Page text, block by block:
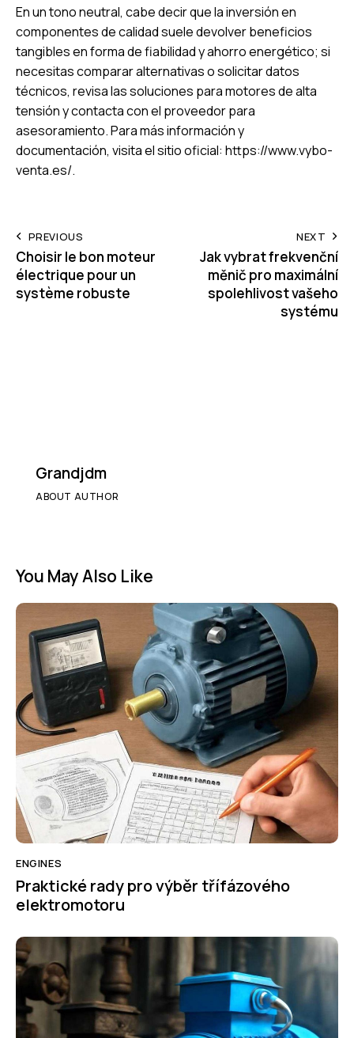
En un tono neutral, cabe decir que la inversión en
componentes de calidad suele devolver beneficios
tangibles en forma de fiabilidad y ahorro energético; si
necesitas comparar alternativas o solicitar datos
técnicos, revisa las soluciones paramotores de alta
tensióny contacta con el proveedor para
asesoramiento. Para más información y
documentación, visita el sitio oficial: https://www.vybo-
venta.es/.
Post
navigation
PREVIOUS
Choisir le bon moteur
électrique pour un
système robuste
NEXT
Jak vybrat frekvenční
měnič pro maximální
spolehlivost vašeho
systému
Grandjdm
ABOUT AUTHOR
You May Also Like
ENGINES
Praktické rady pro výběr třífázového
elektromotoru